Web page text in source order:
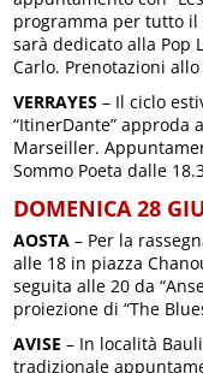
programma per tutto
sarà dedicato alla Pop
Carlo. Prenotazioni allo
VERRAYES – Il ciclo
“ItinerDante” approda
Marseiller.
Sommo Poeta dalle
DOMENICA 28
AOSTA – Per la
alle 18 in piazza
seguita alle 20 da
proiezione di “The
AVISE – In località
tradizionale